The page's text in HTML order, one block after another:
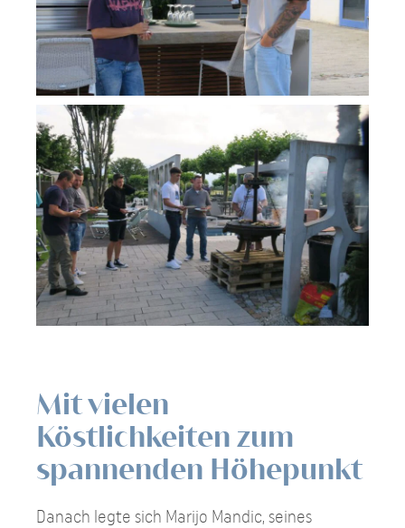
Mit vielen
Köstlichkeiten zum
spannenden Höhepunkt
Danach legte sich Marijo Mandic, seines